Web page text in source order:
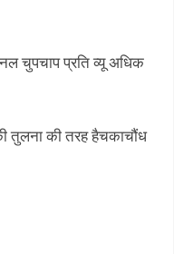
चुपचाप प्रति व्यू अधिक
तुलना की तरह हैचकाचौंध